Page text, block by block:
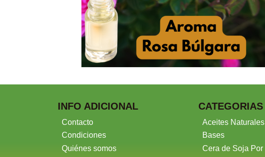
INFO ADICIONAL
Contacto
Condiciones
Quiénes somos
CATEGORIAS
Aceites Naturales
Bases
Cera de Soja Por